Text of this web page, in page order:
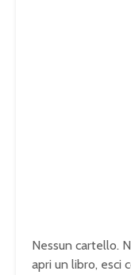
Nessun cartello.
apri un libro, esci